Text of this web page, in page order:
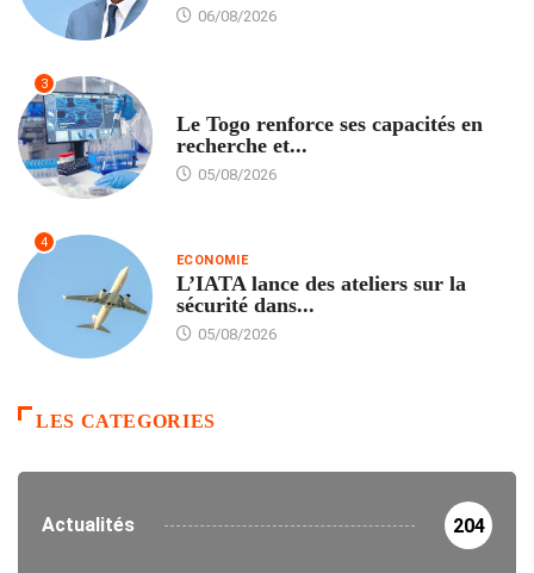
06/08/2026
3
Le Togo renforce ses capacités en
recherche et...
05/08/2026
4
ECONOMIE
L’IATA lance des ateliers sur la
sécurité dans...
05/08/2026
LES CATEGORIES
Actualités 204